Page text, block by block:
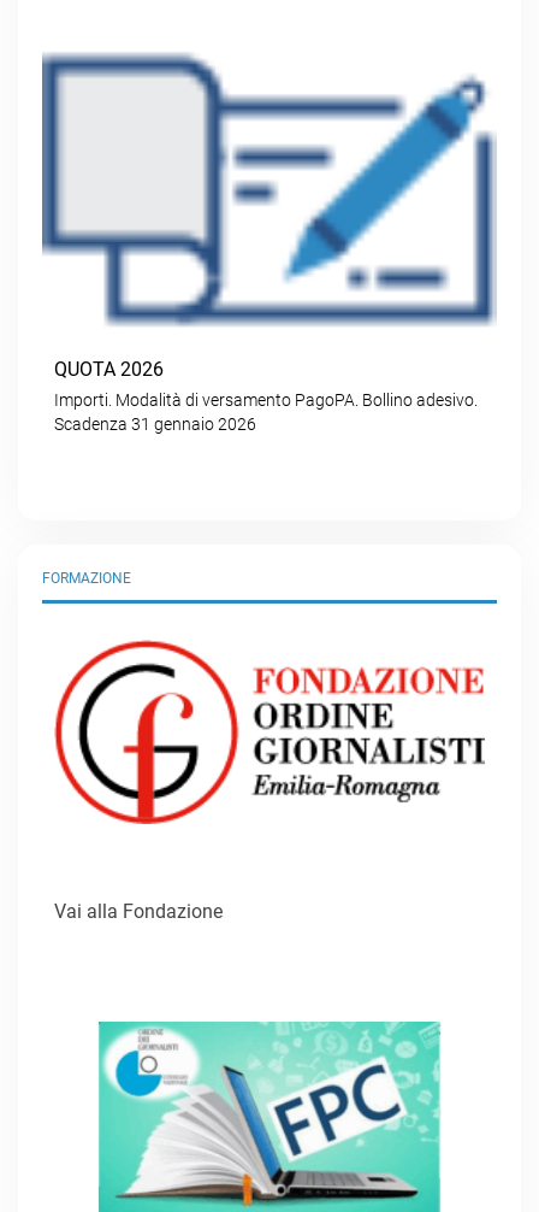
QUOTA 2026
Importi. Modalità di versamento PagoPA. Bollino adesivo.
Scadenza 31 gennaio 2026
FORMAZIONE
Vai alla Fondazione